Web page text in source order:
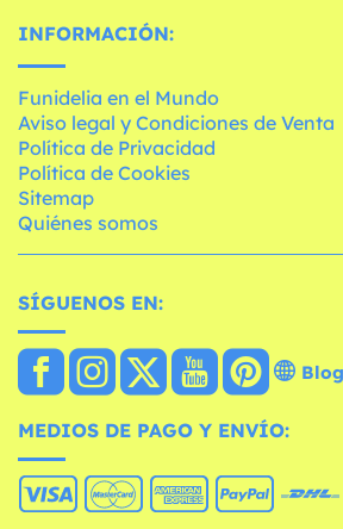
INFORMACIÓN:
Funidelia en el Mundo
Aviso legal y Condiciones de Venta
Política de Privacidad
Política de Cookies
Sitemap
Quiénes somos
SÍGUENOS EN:
Blog
MEDIOS DE PAGO Y ENVÍO: